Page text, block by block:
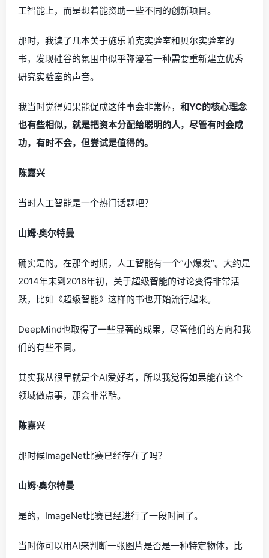
工智能上，而是想着能资助一些不同的创新项目。
那时，我读了几本关于施乐帕克实验室和贝尔实验室的
书，发现硅谷的氛围中似乎弥漫着一种需要重新建立优秀
研究实验室的声音。
我当时觉得如果能促成这件事会非常棒， 和YC的核心理念
也有些相似，就是把资本分配给聪明的人，尽管有时会成
功，有时不会，但尝试是值得的。
陈嘉兴
当时人工智能是一个热门话题吧？
山姆·奥尔特曼
确实是的。在那个时期，人工智能有一个“小爆发”。大约是
2014年末到2016年初，关于超级智能的讨论变得非常活
跃，比如《超级智能》这样的书也开始流行起来。
DeepMind也取得了一些显著的成果，尽管他们的方向和我
们的有些不同。
其实我从很早就是个AI爱好者，所以我觉得如果能在这个
领域做点事，那会非常酷。
陈嘉兴
那时候ImageNet比赛已经存在了吗？
山姆·奥尔特曼
是的，ImageNet比赛已经进行了一段时间了。
当时你可以用AI来判断一张图片是否是一种特定物体，比